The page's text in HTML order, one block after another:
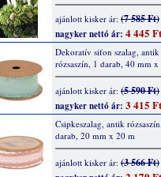
ajánlott kisker ár: (7 585 Ft)
nagyker nettó ár: 4 445 Ft
Dekoratív sifon szalag, antik
rózsaszín, 1 darab, 40 mm
ajánlott kisker ár: (5 590 Ft)
nagyker nettó ár: 3 415 Ft
Csipkeszalag, antik
darab, 20 mm x 20 m
ajánlott kisker ár: (3 566 Ft)